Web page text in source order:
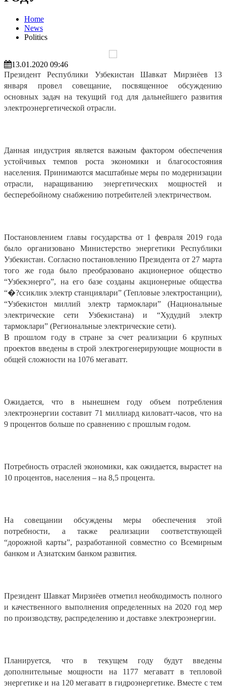
Home
News
Politics
13.01.2020 09:46
Президент Республики Узбекистан Шавкат Мирзиёев 13
января провел совещание, посвященное обсуждению
основных задач на текущий год для дальнейшего развития
электроэнергетической отрасли.
Данная индустрия является важным фактором обеспечения
устойчивых темпов роста экономики и благосостояния
населения. Принимаются масштабные меры по модернизации
отрасли, наращиванию энергетических мощностей и
бесперебойному снабжению потребителей электричеством.
Постановлением главы государства от 1 февраля 2019 года
было организовано Министерство энергетики Республики
Узбекистан. Согласно постановлению Президента от 27 марта
того же года было преобразовано акционерное общество
“Узбекэнерго”, на его базе созданы акционерные общества
“�?ссиклик электр станциялари” (Тепловые электростанции),
“Узбекистон миллий электр тармоклари” (Национальные
электрические сети Узбекистана) и “Худудий электр
тармоклари” (Региональные электрические сети).
В прошлом году в стране за счет реализации 6 крупных
проектов введены в строй электрогенерирующие мощности в
общей сложности на 1076 мегаватт.
Ожидается, что в нынешнем году объем потребления
электроэнергии составит 71 миллиард киловатт-часов, что на
9 процентов больше по сравнению с прошлым годом.
Потребность отраслей экономики, как ожидается, вырастет на
10 процентов, населения – на 8,5 процента.
На совещании обсуждены меры обеспечения этой
потребности, а также реализации соответствующей
“дорожной карты”, разработанной совместно со Всемирным
банком и Азиатским банком развития.
Президент Шавкат Мирзиёев отметил необходимость полного
и качественного выполнения определенных на 2020 год мер
по производству, распределению и доставке электроэнергии.
Планируется, что в текущем году будут введены
дополнительные мощности на 1177 мегаватт в тепловой
энергетике и на 120 мегаватт в гидроэнергетике. Вместе с тем